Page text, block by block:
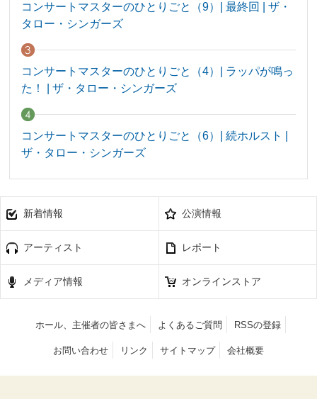
コンサートマスターのひとりごと（9）| 最終回 | ザ・
タロー・シンガーズ
コンサートマスターのひとりごと（4）| ラッパが鳴っ
た！ | ザ・タロー・シンガーズ
コンサートマスターのひとりごと（6）| 続ホルスト |
ザ・タロー・シンガーズ
新着情報 公演情報
アーティスト レポート
メディア情報 オンラインストア
ホール、主催者の皆さまへ よくあるご質問 RSSの登録
お問い合わせ リンク サイトマップ 会社概要